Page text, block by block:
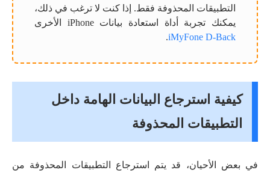
التطبيقات المحذوفة فقط. إذا كنت لا ترغب في ذلك،
يمكنك تجربة أداة استعادة بيانات iPhone الأخرى
iMyFone D-Back
.
كيفية استرجاع البيانات الهامة داخل
التطبيقات المحذوفة
في بعض الأحيان، قد يتم استرجاع التطبيقات المحذوفة من